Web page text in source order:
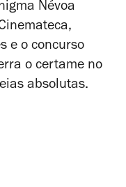
Névoa
e o concurso
o certame no
absolutas.